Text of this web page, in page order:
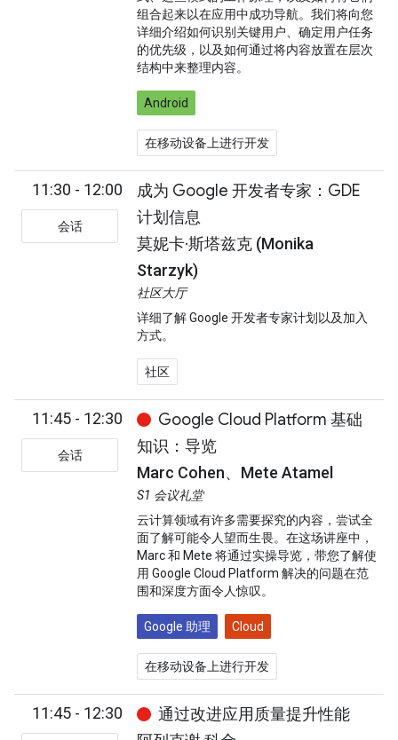
组合起来以在应用中成功导航。我们将向您
详细介绍如何识别关键用户、确定用户任务
的优先级，以及如何通过将内容放置在层次
结构中来整理内容。
Android
在移动设备上进行开发
11:30 - 12:00
会话
成为 Google 开发者专家：GDE
计划信息
莫妮卡·斯塔兹克 (Monika
Starzyk)
社区大厅
详细了解 Google 开发者专家计划以及加入
方式。
社区
11:45 - 12:30
会话
Google Cloud Platform 基础
知识：导览
Marc Cohen、Mete Atamel
S1 会议礼堂
云计算领域有许多需要探究的内容，尝试全
面了解可能令人望而生畏。在这场讲座中，
Marc 和 Mete 将通过实操导览，带您了解使
用 Google Cloud Platform 解决的问题在范
围和深度方面令人惊叹。
Google 助理 Cloud
在移动设备上进行开发
11:45 - 12:30 通过改进应用质量提升性能